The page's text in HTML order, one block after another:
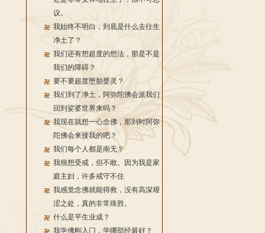
议。
我始终不明白，到底是什么去往生
净土了？
我们还有想超度的想法，那是不是
我们的障碍？
要不要超度堕胎婴灵？
我们到了净土，阿弥陀佛会派我们
回到娑婆世界来吗？
我现在就想一心念佛，那到时阿弥
陀佛会来接我的吧？
我们每个人都是南无？
我很想受戒，但不敢。因为我是家
庭主妇，许多戒守不住
我感觉念佛就能得救，没有高深艰
涩之处，真的非常殊胜。
什么是平生业成？
我学佛刚入门，学哪部经最好？